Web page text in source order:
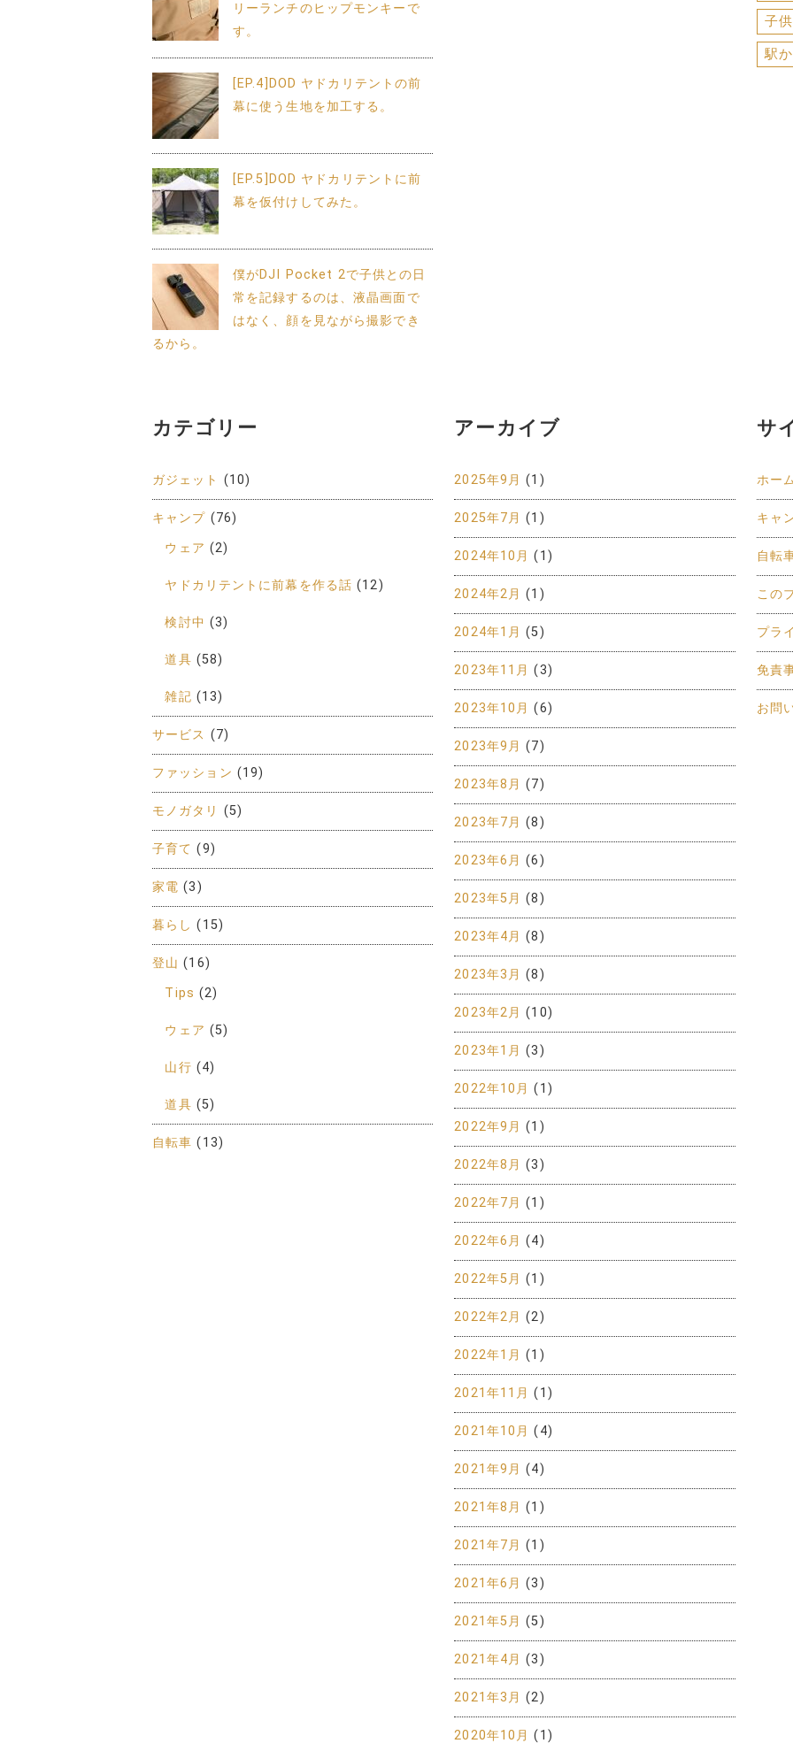
リーランチのヒップモンキーで
す。
[EP.4]DOD ヤドカリテントの前
幕に使う生地を加工する。
[EP.5]DOD ヤドカリテントに前
幕を仮付けしてみた。
僕がDJI Pocket 2で子供との日
常を記録するのは、液晶画面で
はなく、顔を見ながら撮影でき
るから。
子
駅
カテゴリー
ガジェット (10)
キャンプ (76)
ウェア (2)
ヤドカリテントに前幕を作る話 (12)
検討中 (3)
道具 (58)
雑記 (13)
サービス (7)
ファッション (19)
モノガタリ (5)
子育て (9)
家電 (3)
暮らし (15)
登山 (16)
Tips (2)
ウェア (5)
山行 (4)
道具 (5)
自転車 (13)
アーカイブ
2025年9月 (1)
2025年7月 (1)
2024年10月 (1)
2024年2月 (1)
2024年1月 (5)
2023年11月 (3)
2023年10月 (6)
2023年9月 (7)
2023年8月 (7)
2023年7月 (8)
2023年6月 (6)
2023年5月 (8)
2023年4月 (8)
2023年3月 (8)
2023年2月 (10)
2023年1月 (3)
2022年10月 (1)
2022年9月 (1)
2022年8月 (3)
2022年7月 (1)
2022年6月 (4)
2022年5月 (1)
2022年2月 (2)
2022年1月 (1)
2021年11月 (1)
2021年10月 (4)
2021年9月 (4)
2021年8月 (1)
2021年7月 (1)
2021年6月 (3)
2021年5月 (5)
2021年4月 (3)
2021年3月 (2)
2020年10月 (1)
サ
ホー
キャ
自転
この
プラ
免責
お問